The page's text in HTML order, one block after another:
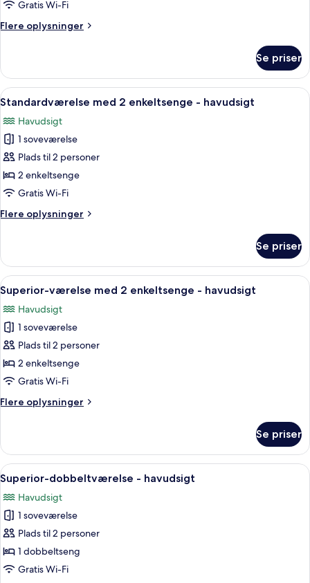
Gratis Wi-Fi
Flere oplysninger
Flere
dobbeltværelse
havudsigt
Se priser
Indlæs
alle
billeder
af
Standardværelse
med
2
-
Et hotelværelse med to senge, et
1
Standardværelse med 2 enkeltsenge - havudsigt
Havudsigt
1 soveværelse
Plads til 2 personer
2 enkeltsenge
Gratis Wi-Fi
Flere oplysninger
Flere
med
enkeltsenge
havudsigt
Se priser
Indlæs
alle
billeder
af
Superior-
værelse
med
enkeltsenge
Et hotelværelse med en stor seng,
2
Superior-værelse med 2 enkeltsenge - havudsigt
Havudsigt
1 soveværelse
Plads til 2 personer
2 enkeltsenge
Gratis Wi-Fi
Flere oplysninger
Flere
værelse
med
2
enkeltsenge
-
havudsigt
Se priser
Indlæs
alle
billeder
af
Superior-
dobbeltværelse
-
Et hotelværelse med en pænt redt
5
Superior-dobbeltværelse - havudsigt
Havudsigt
1 soveværelse
Plads til 2 personer
1 dobbeltseng
Gratis Wi-Fi